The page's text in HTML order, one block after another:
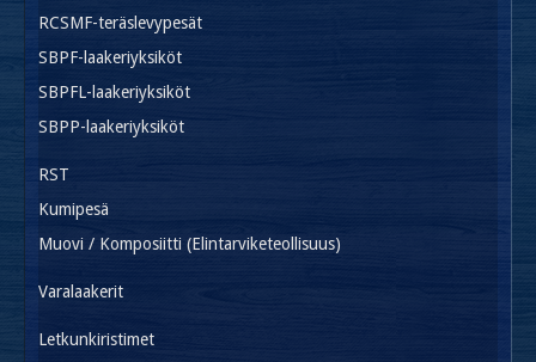
RCSMF-teräslevypesät
SBPF-laakeriyksiköt
SBPFL-laakeriyksiköt
SBPP-laakeriyksiköt
RST
Kumipesä
Muovi / Komposiitti (Elintarviketeollisuus)
Varalaakerit
Letkunkiristimet